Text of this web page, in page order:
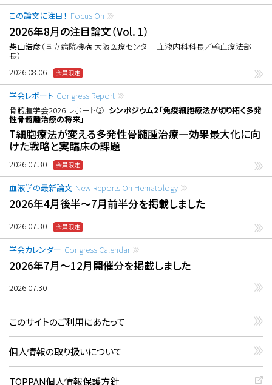
この論文に注目！ Focus On
2026年8月の注目論文（Vol. 1）
柴山浩彦（国立病院機構 大阪医療センター 血液内科科長／輸血療法部
長）
2026.08.06
学会レポート Congress Report
骨髄腫学会2026 レポート② シンポジウム2「免疫細胞療法が切り拓く多発
性骨髄腫治療の将来」
T細胞療法が変える多発性骨髄腫治療―効果最大化に向
けた戦略と実臨床の課題
2026.07.30
血液学の最新論文 New Reports On Hematology
2026年4月後半〜7月前半分を掲載しました
2026.07.30
学会カレンダー Congress Calendar
2026年7月〜12月開催分を掲載しました
2026.07.30
このサイトのご利用にあたって
個人情報の取り扱いについて
TOPPAN個人情報保護方針